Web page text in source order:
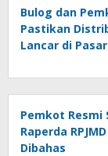
Bulog dan
Pastikan
Lancar di
Pemkot Resmi
Raperda
Dibahas